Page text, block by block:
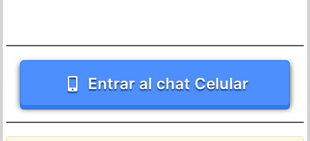
Entrar al chat Celular